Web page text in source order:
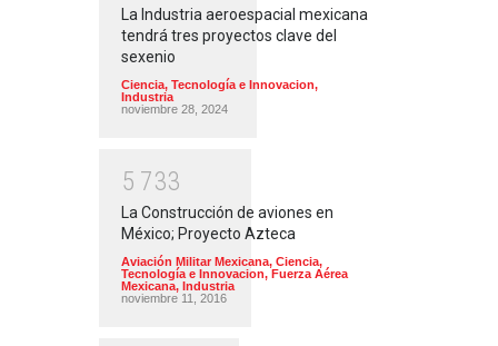
La Industria aeroespacial mexicana
tendrá tres proyectos clave del
sexenio
Ciencia, Tecnología e Innovacion,
Industria
noviembre 28, 2024
5 733
La Construcción de aviones en
México; Proyecto Azteca
Aviación Militar Mexicana, Ciencia,
Tecnología e Innovacion, Fuerza Aérea
Mexicana, Industria
noviembre 11, 2016